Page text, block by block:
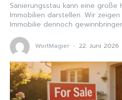
Sanierungsstau kann eine große
Immobilien darstellen. Wir
Immobilie dennoch
WortMagier - 22. Juni 2026